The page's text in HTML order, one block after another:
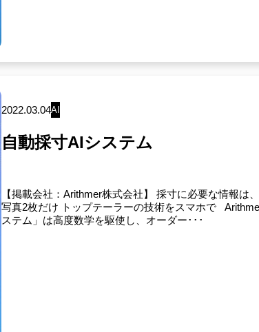
自動採寸AIシステム
2022.03.04AI
【掲載会社：Arithmer株式会社】 採寸に必要な情報は
写真2枚だけ トップテーラーの技術をスマホで
ステム」は高度数学を駆使し、オーダー･･･